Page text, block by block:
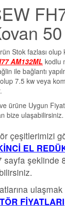
Stok fazlası olup
AM132ML kodlu
ile bağlantı
7.5 kw veya
ürüne Uygun
bize ulaşabilirsiniz.
çeşitlerimizi
EL
sayfa şeklinde
ulaşmak
FİYATLARI